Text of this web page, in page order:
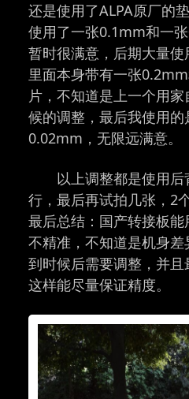
还是使用了ALPA原厂的
使用了一张0.1mm和一
暂时很满意，后期大量
里面本身带有一张
片，不知道是上一个用
候的调整，最后我使用
0.02mm，无限远满意。
以上调整都是使用
行，最后再试拍几张，2
最后总结：国产转接板
不精准，不知道是机身
到时候后需要调整，并且
这样能尽量保证精度。